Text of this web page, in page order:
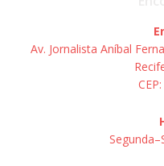
Av. Jornalista Aníbal